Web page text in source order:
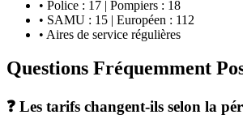
• Police : 17 | Pompiers : 18
• SAMU : 15 | Européen : 112
• Aires de service régulières
Questions Fréquemment
❓ Les tarifs changent-ils selon la